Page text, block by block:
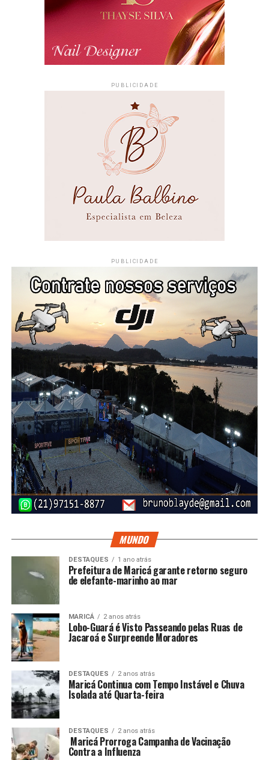
PUBLICIDADE
PUBLICIDADE
MUNDO
DESTAQUES 1 ano atrás
Prefeitura de Maricá garante retorno seguro
de elefante-marinho ao mar
MARICÁ 2 anos atrás
Lobo-Guará é Visto Passeando pelas Ruas de
Jacaroá e Surpreende Moradores
DESTAQUES 2 anos atrás
Maricá Continua com Tempo Instável e Chuva
Isolada até Quarta-feira
DESTAQUES 2 anos atrás
Maricá Prorroga Campanha de Vacinação
Contra a Influenza